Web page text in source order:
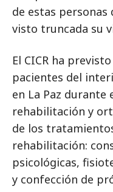
de estas personas
visto truncada su
El CICR ha
pacientes del
en La Paz
rehabilitación y
de los
rehabilitación:
psicológicas,
y confección de